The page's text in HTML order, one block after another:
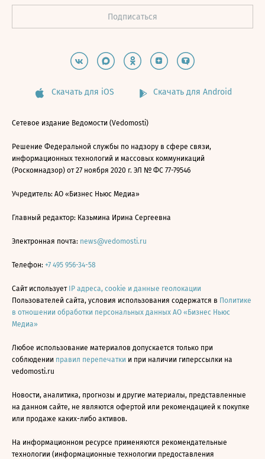
Скачать для iOS Скачать для Android
Сетевое издание Ведомости (Vedomosti)
Решение Федеральной службы по надзору в сфере связи,
информационных технологий и массовых коммуникаций
(Роскомнадзор) от 27 ноября 2020 г. ЭЛ № ФС 77-79546
Учредитель: АО «Бизнес Ньюс Медиа»
Главный редактор: Казьмина Ирина Сергеевна
Электронная почта: news@vedomosti.ru
Телефон: +7 495 956-34-58
Сайт использует IP адреса, cookie и данные геолокации
Пользователей сайта, условия использования содержатся в Политике
в отношении обработки персональных данных АО «Бизнес Ньюс
Медиа»
Любое использование материалов допускается только при
соблюдении правил перепечатки и при наличии гиперссылки на
vedomosti.ru
Новости, аналитика, прогнозы и другие материалы, представленные
на данном сайте, не являются офертой или рекомендацией к покупке
или продаже каких-либо активов.
На информационном ресурсе применяются рекомендательные
технологии (информационные технологии предоставления